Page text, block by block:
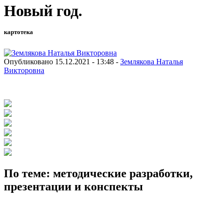
Новый год.
картотека
Опубликовано 15.12.2021 - 13:48 - Землякова Наталья
Викторовна
По теме: методические разработки,
презентации и конспекты